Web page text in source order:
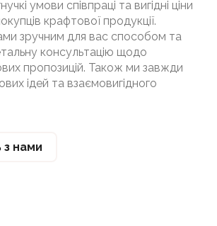
умови співпраці та вигідні ціни
крафтової продукції.
зручним для вас способом та
консультацію щодо
пропозицій. Також ми завжди
ідей та взаємовигідного
з нами